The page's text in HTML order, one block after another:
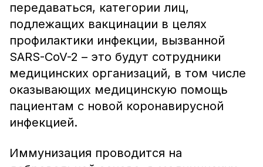
передаваться, категории лиц,
подлежащих вакцинации в целях
профилактики инфекции, вызванной
SARS-CoV-2 – это будут сотрудники
медицинских организаций, в том числе
оказывающих медицинскую помощь
пациентам с новой коронавирусной
инфекцией.
Иммунизация проводится на